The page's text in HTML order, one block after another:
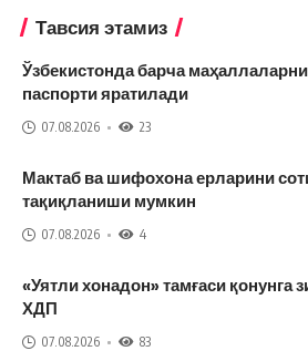
Тавсия этамиз
Ўзбекистонда барча
паспорти яратилади
07.08.2026 23
Мактаб ва шифохона ерларини
тақиқланиши мумкин
07.08.2026 4
«Уятли хонадон» тамғаси қонунга
ХДП
07.08.2026 83